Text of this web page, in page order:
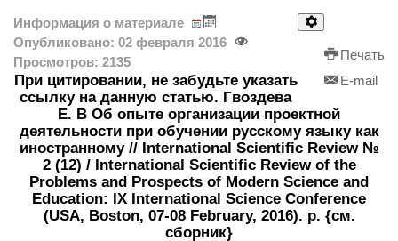
Печать
E-mail
Информация о материале
Опубликовано: 02 февраля 2016
Просмотров: 2135
При цитировании, не забудьте указать
ссылку на данную статью. Гвоздева
Е. В Об опыте организации проектной
деятельности при обучении русскому языку как
иностранному // International Scientific Review №
2 (12) / International Scientific Review of the
Problems and Prospects of Modern Science and
Education: IX International Science Conference
(USA, Boston, 07-08 February, 2016). p. {см.
сборник}